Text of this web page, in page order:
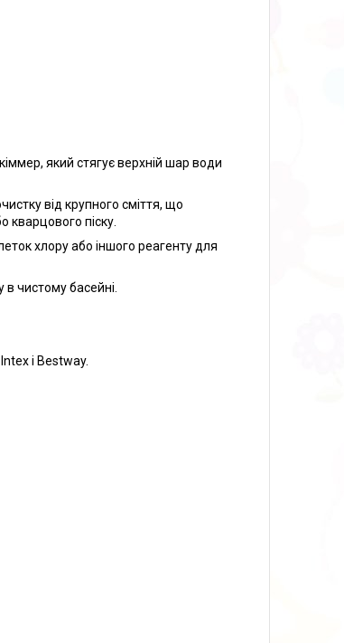
який стягує верхній шар води
від крупного сміття, що
піску.
хлору або іншого реагенту для
чистому басейні.
і Bestway.